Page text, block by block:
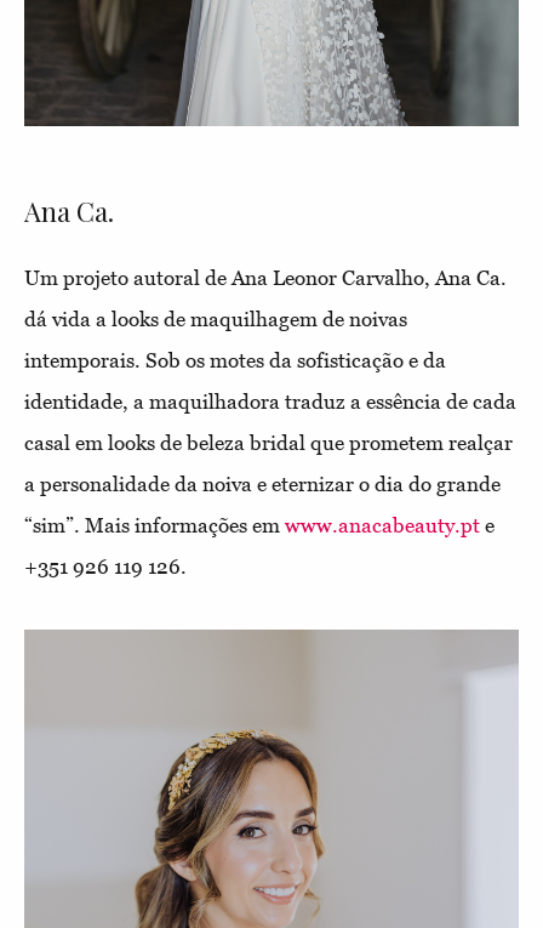
Ana Ca.
Um projeto autoral de Ana Leonor Carvalho, Ana Ca.
dá vida a looks de maquilhagem de noivas
intemporais. Sob os motes da sofisticação e da
identidade, a maquilhadora traduz a essência de cada
casal em looks de beleza bridal que prometem realçar
a personalidade da noiva e eternizar o dia do grande
“sim”. Mais informações em www.anacabeauty.pt e
+351 926 119 126.